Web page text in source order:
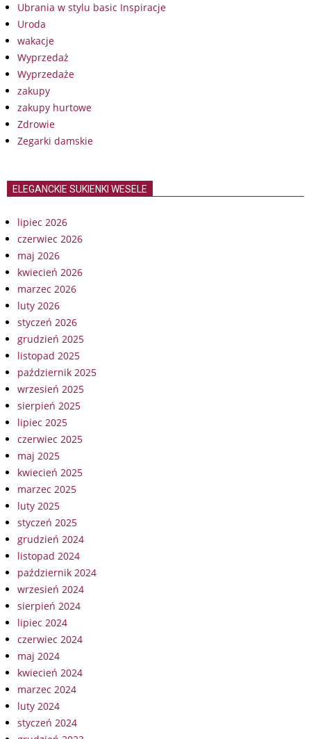
Ubrania w stylu basic Inspiracje
Uroda
wakacje
Wyprzedaż
Wyprzedaże
zakupy
zakupy hurtowe
Zdrowie
Zegarki damskie
ELEGANCKIE SUKIENKI WESELE
lipiec 2026
czerwiec 2026
maj 2026
kwiecień 2026
marzec 2026
luty 2026
styczeń 2026
grudzień 2025
listopad 2025
październik 2025
wrzesień 2025
sierpień 2025
lipiec 2025
czerwiec 2025
maj 2025
kwiecień 2025
marzec 2025
luty 2025
styczeń 2025
grudzień 2024
listopad 2024
październik 2024
wrzesień 2024
sierpień 2024
lipiec 2024
czerwiec 2024
maj 2024
kwiecień 2024
marzec 2024
luty 2024
styczeń 2024